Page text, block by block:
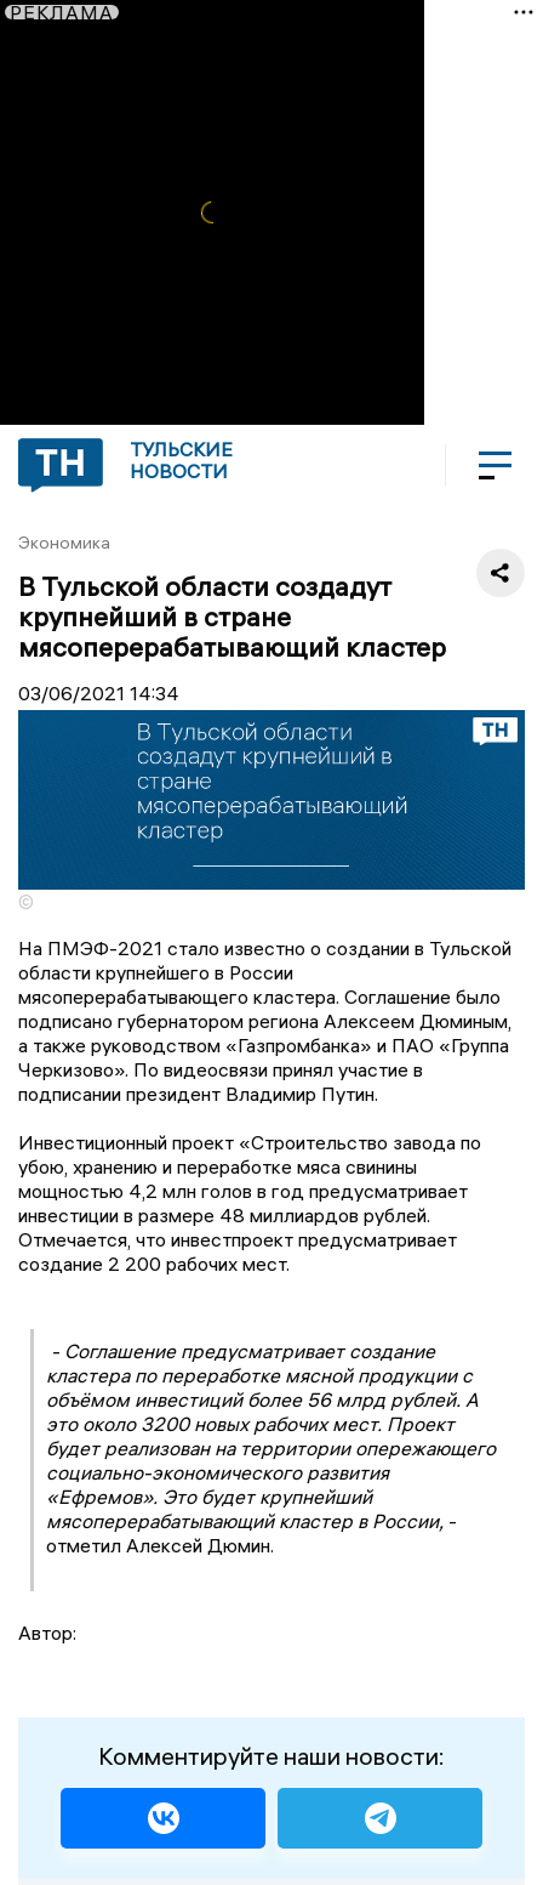
РЕКЛАМА
ТУЛЬСКИЕ
НОВОСТИ
Экономика
В Тульской области создадут
крупнейший в стране
мясоперерабатывающий кластер
03/06/2021 14:34
©
На ПМЭФ-2021 стало известно о создании в Тульской
области крупнейшего в России
мясоперерабатывающего кластера. Соглашение было
подписано губернатором региона Алексеем Дюминым,
а также руководством «Газпромбанка» и ПАО «Группа
Черкизово». По видеосвязи принял участие в
подписании президент Владимир Путин.
Инвестиционный проект «Строительство завода по
убою, хранению и переработке мяса свинины
мощностью 4,2 млн голов в год предусматривает
инвестиции в размере 48 миллиардов рублей.
Отмечается, что инвестпроект предусматривает
создание 2 200 рабочих мест.
- Соглашение предусматривает создание
кластера по переработке мясной продукции с
объёмом инвестиций более 56 млрд рублей. А
это около 3200 новых рабочих мест. Проект
будет реализован на территории опережающего
социально-экономического развития
«Ефремов». Это будет крупнейший
мясоперерабатывающий кластер в России, -
отметил Алексей Дюмин.
Автор:
Комментируйте наши новости: